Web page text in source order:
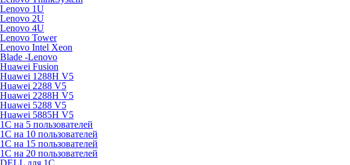
Lenovo 1U
Lenovo 2U
Lenovo 4U
Lenovo Tower
Lenovo Intel Xeon
Blade -Lenovo
Huawei Fusion
Huawei 1288H V5
Huawei 2288 V5
Huawei 2288H V5
Huawei 5288 V5
Huawei 5885H V5
1С на 5 пользователей
1С на 10 пользователей
1С на 15 пользователей
1С на 20 пользователей
DELL для 1С